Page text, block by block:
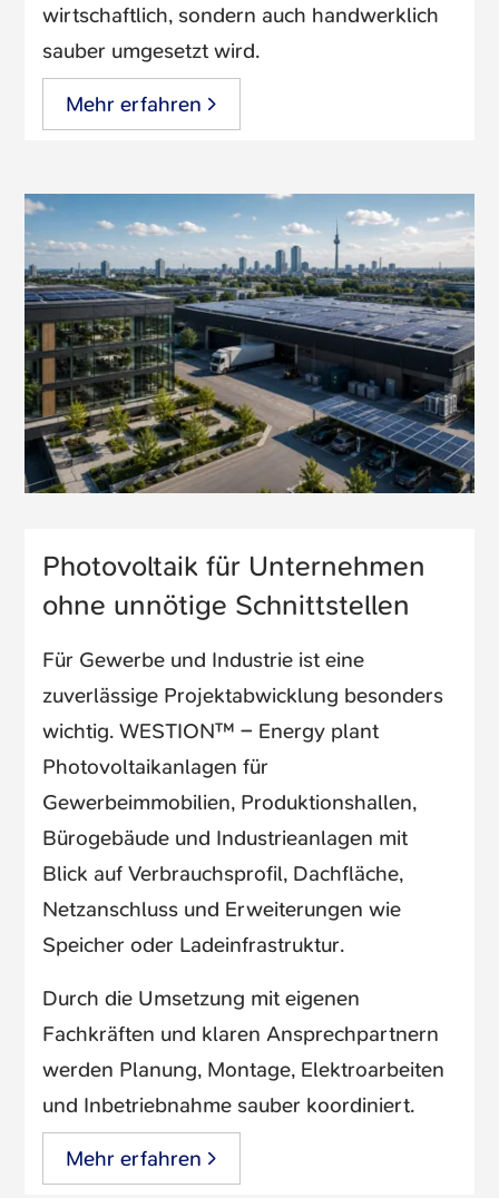
wirtschaftlich, sondern auch handwerklich
sauber umgesetzt wird.
Mehr erfahren
Photovoltaik für Unternehmen
ohne unnötige Schnittstellen
Für Gewerbe und Industrie ist eine
zuverlässige Projektabwicklung besonders
wichtig. WESTION™ – Energy plant
Photovoltaikanlagen für
Gewerbeimmobilien, Produktionshallen,
Bürogebäude und Industrieanlagen mit
Blick auf Verbrauchsprofil, Dachfläche,
Netzanschluss und Erweiterungen wie
Speicher oder Ladeinfrastruktur.
Durch die Umsetzung mit eigenen
Fachkräften und klaren Ansprechpartnern
werden Planung, Montage, Elektroarbeiten
und Inbetriebnahme sauber koordiniert.
Mehr erfahren